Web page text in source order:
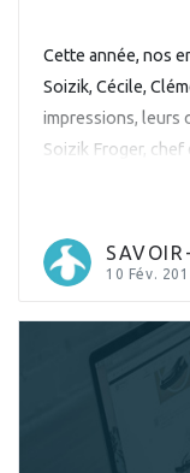
Cette année, nos
Soizik, Cécile,
impressions, leurs
Soizik Froger,
10 Fév.